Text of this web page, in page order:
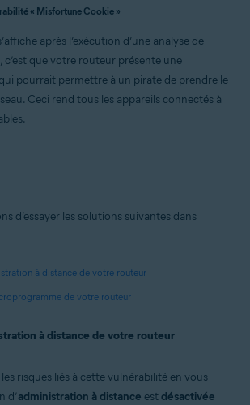
22.x pour Windows
15.x pour Mac
Mac
Home / Pro / Enterprise / Education
8/Professionnel/Entreprise - 32/64 bits
de commodité (32/64 bits)
(Catalina)
(Mojave)
(El Capitan)
« Misfortune Cookie »
après l’exécution d’une analyse de
, c’est que votre routeur présente une
qui pourrait permettre à un pirate de prendre le
Ceci rend tous les appareils connectés à
d’essayer les solutions suivantes dans
à distance de votre routeur
de votre routeur
à distance de votre routeur
risques liés à cette vulnérabilité en vous
d’administration à distance estdésactivée